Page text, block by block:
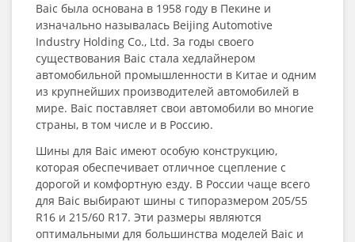
Baic была основана в 1958 году в Пекине и
изначально называлась Beijing Automotive
Industry Holding Co., Ltd. За годы своего
существования Baic стала хедлайнером
автомобильной промышленности в Китае и одним
из крупнейших производителей автомобилей в
мире. Baic поставляет свои автомобили во многие
страны, в том числе и в Россию.
Шины для Baic имеют особую конструкцию,
которая обеспечивает отличное сцепление с
дорогой и комфортную езду. В России чаще всего
для Baic выбирают шины с типоразмером 205/55
R16 и 215/60 R17. Эти размеры являются
оптимальными для большинства моделей Baic и